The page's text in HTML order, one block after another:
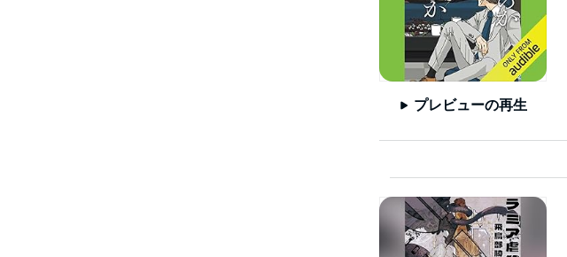
プレビューの再生